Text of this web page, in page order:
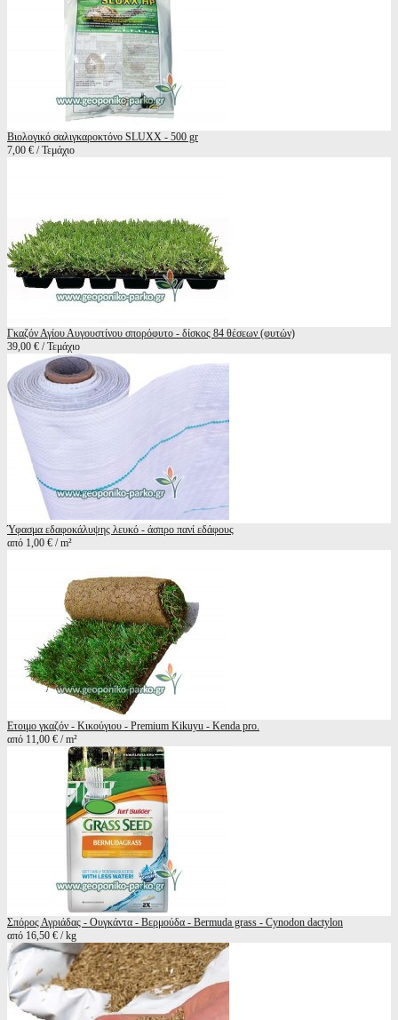
Βιολογικό σαλιγκαροκτόνο SLUXX - 500 gr
7,00 € / Τεμάχιο
Γκαζόν Αγίου Αυγουστίνου σπορόφυτο - δίσκος 84 θέσεων (φυτών)
39,00 € / Τεμάχιο
Ύφασμα εδαφοκάλυψης λευκό - άσπρο πανί εδάφους
από 1,00 € / m²
Ετοιμο γκαζόν - Κικούγιου - Premium Kikuyu - Kenda pro.
από 11,00 € / m²
Σπόρος Αγριάδας - Ουγκάντα - Βερμούδα - Bermuda grass - Cynodon dactylon
από 16,50 € / kg